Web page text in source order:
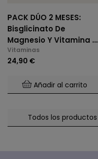
PACK DÚO 2 MESES:
Bisglicinato De
Magnesio Y Vitamina B6
(2 X 60 Cáps.)
Vitaminas
24,90 €
Añadir al carrito
Todos los productos